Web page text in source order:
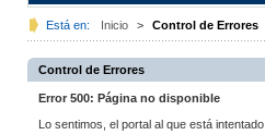
Está en: Inicio > Control de Errores
Control de Errores
Error 500: Página no disponible
Lo sentimos, el portal al que está